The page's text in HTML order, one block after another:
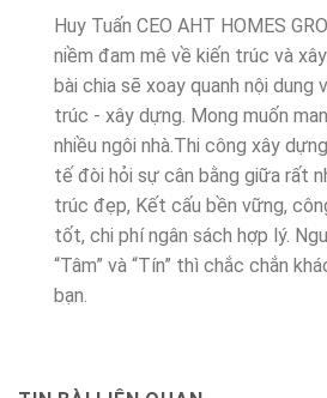
Huy Tuấn CEO AHT HOMES
niềm đam mê về kiến trúc và
bài chia sẽ xoay quanh nội dung
trúc - xây dựng. Mong muốn
nhiều ngôi nhà.Thi công xây
tế đòi hỏi sự cân bằng giữa rất
trúc đẹp, Kết cấu bền vững,
tốt, chi phí ngân sách hợp lý.
“Tâm” và “Tín” thì chắc chắn
bạn.